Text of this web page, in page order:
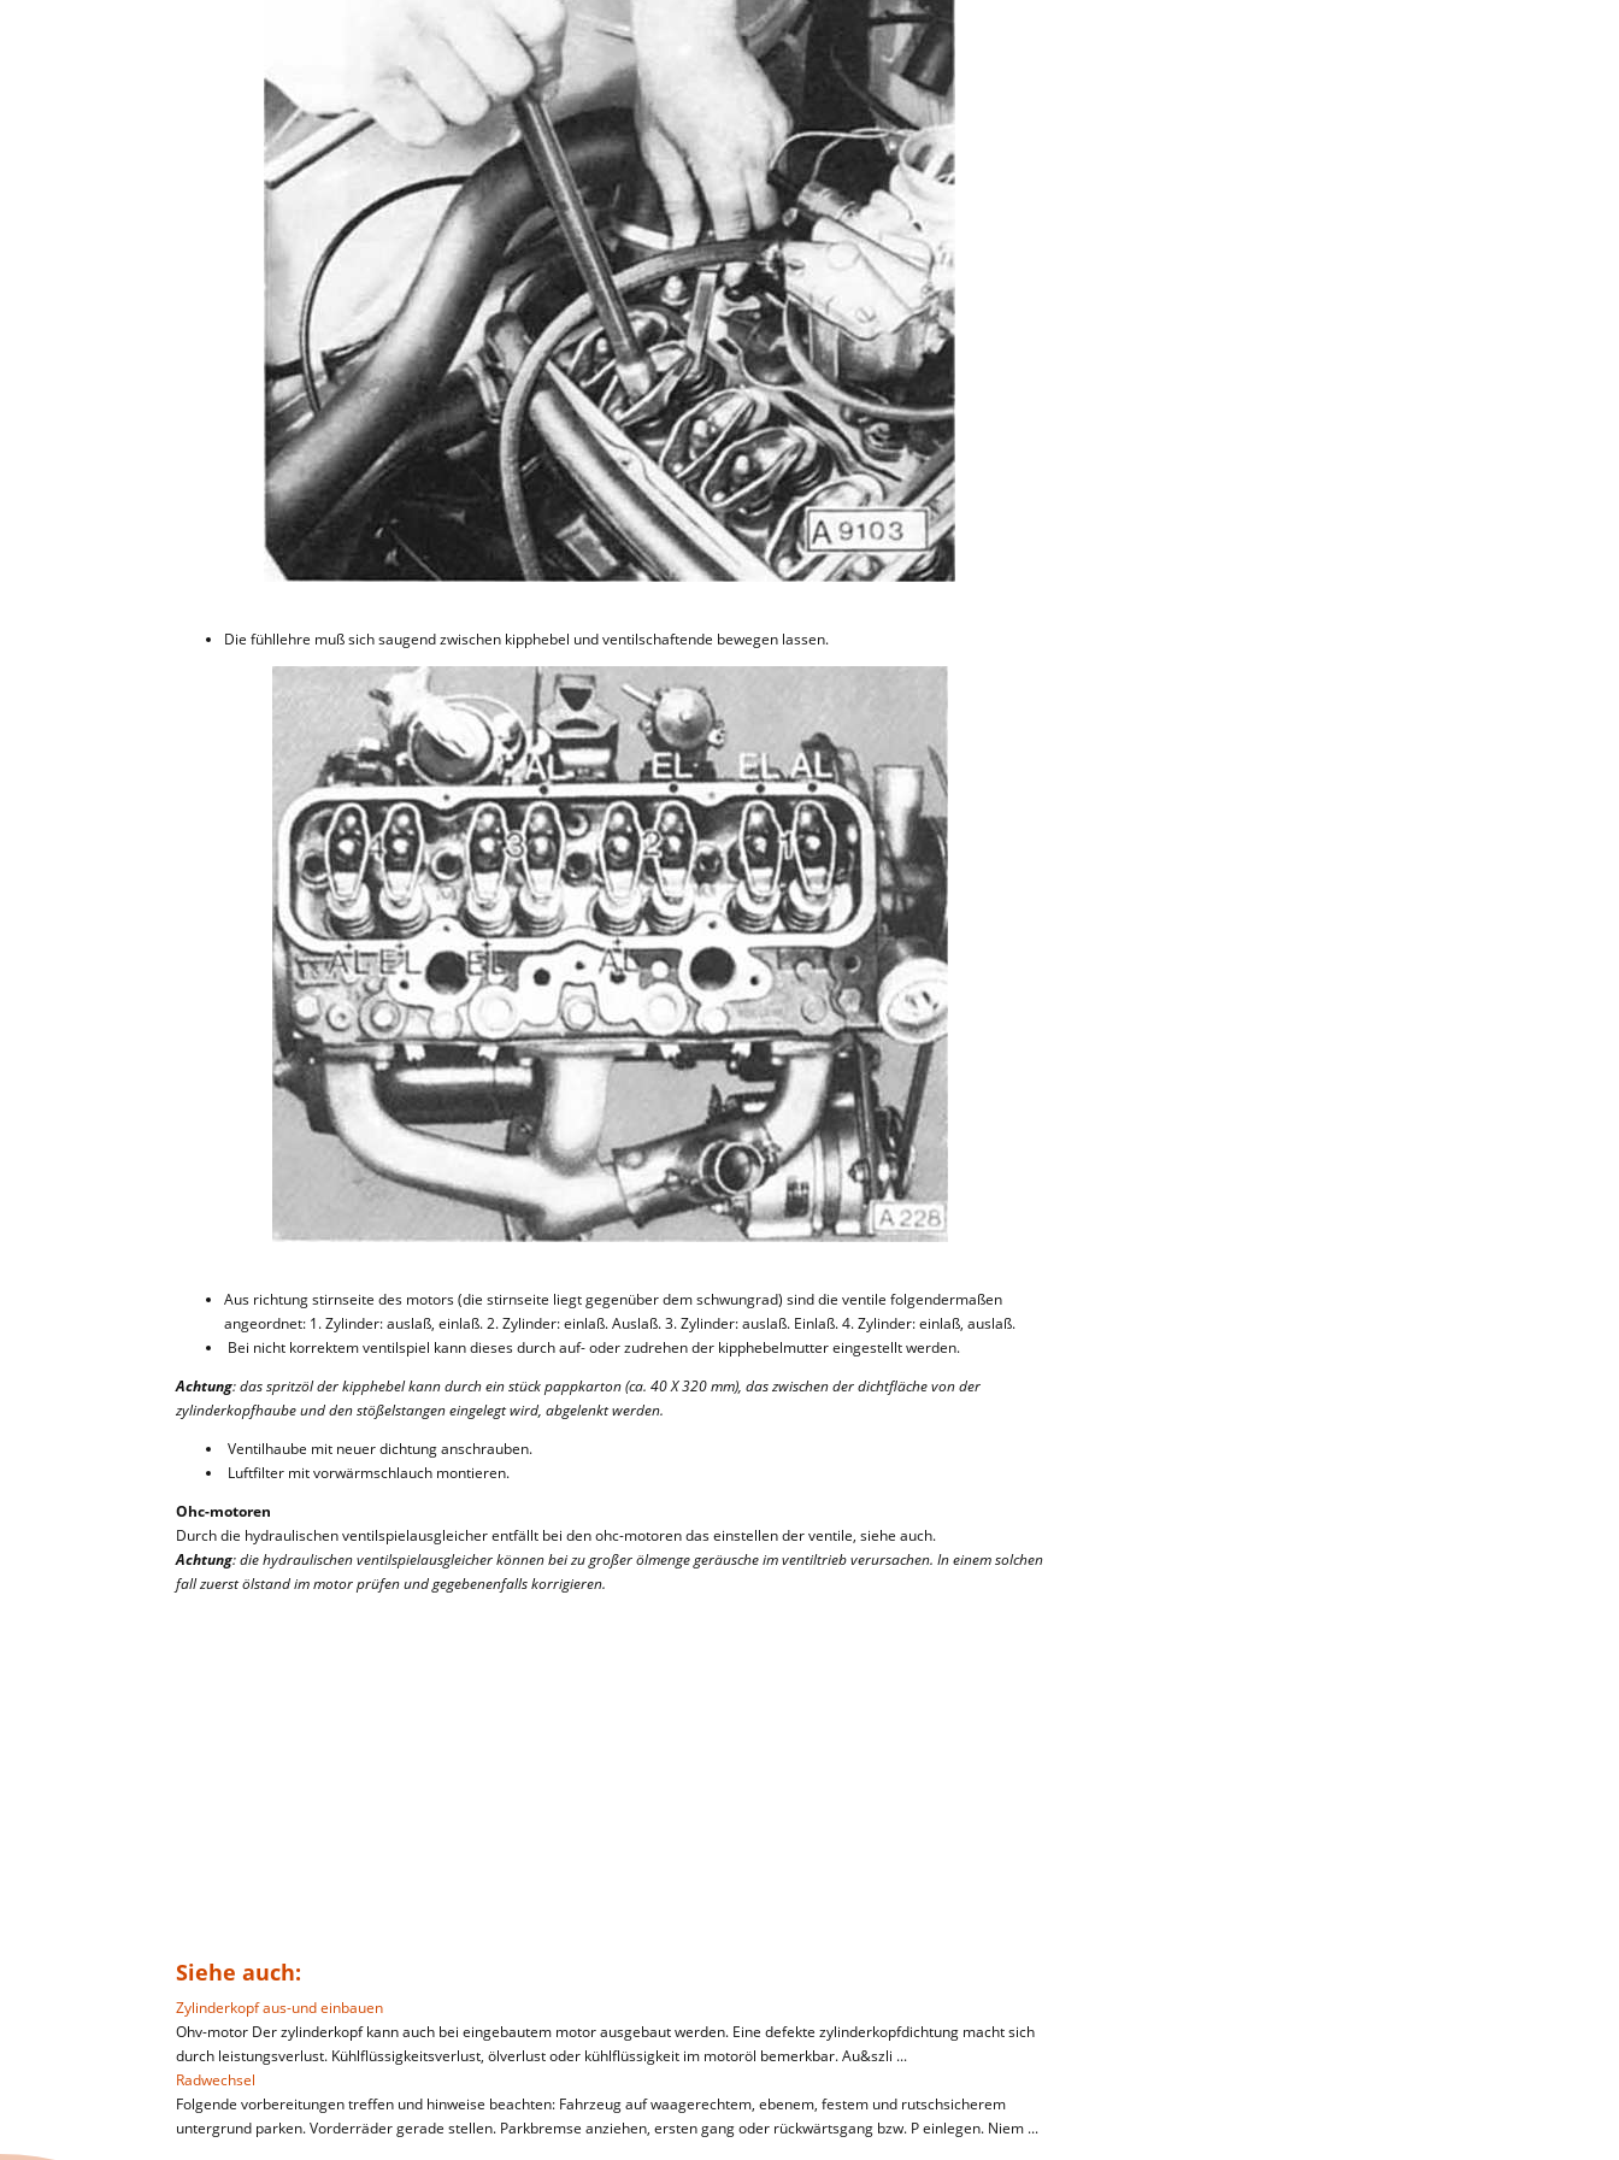
Die fühllehre muß sich saugend zwischen kipphebel und ventilschaftende bewegen lassen.
Aus richtung stirnseite des motors (die stirnseite liegt gegenüber dem schwungrad) sind die ventile folgendermaßen
angeordnet: 1. Zylinder: auslaß, einlaß. 2. Zylinder: einlaß. Auslaß. 3. Zylinder: auslaß. Einlaß. 4. Zylinder: einlaß, auslaß.
Bei nicht korrektem ventilspiel kann dieses durch auf- oder zudrehen der kipphebelmutter eingestellt werden.
Achtung: das spritzöl der kipphebel kann durch ein stück pappkarton (ca. 40 X 320 mm), das zwischen der dichtfläche von der
zylinderkopfhaube und den stößelstangen eingelegt wird, abgelenkt werden.
Ventilhaube mit neuer dichtung anschrauben.
Luftfilter mit vorwärmschlauch montieren.
Ohc-motoren
Durch die hydraulischen ventilspielausgleicher entfällt bei den ohc-motoren das einstellen der ventile, siehe auch.
Achtung: die hydraulischen ventilspielausgleicher können bei zu großer ölmenge geräusche im ventiltrieb verursachen. In einem solchen
fall zuerst ölstand im motor prüfen und gegebenenfalls korrigieren.
Siehe auch:
Zylinderkopf aus-und einbauen
Ohv-motor Der zylinderkopf kann auch bei eingebautem motor ausgebaut werden. Eine defekte zylinderkopfdichtung macht sich
durch leistungsverlust. Kühlflüssigkeitsverlust, ölverlust oder kühlflüssigkeit im motoröl bemerkbar. Au&szli ...
Radwechsel
Folgende vorbereitungen treffen und hinweise beachten: Fahrzeug auf waagerechtem, ebenem, festem und rutschsicherem
untergrund parken. Vorderräder gerade stellen. Parkbremse anziehen, ersten gang oder rückwärtsgang bzw. P einlegen. Niem ...